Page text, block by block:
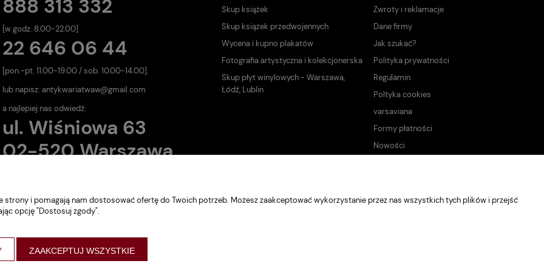
888 313 332
[w godz. 8.00-22.00]
22 646 06 44
[pon.-pt. 11.00-19.00 / sob. 10.00-14.00].
lub napisz: antykwariatwaw@gmail.com
a najlepiej nas odwiedź:
ul. Wiśniowa 63
02-520 Warszawa
Skup książek
Skup książek przedwojennych
Wycena i kupno plakatów
Fotografia artystyczna i kolekcjonerska
Skup płyt winylowych - Warszawa,
Łódź, Lublin
Zwroty i reklamacje
Dane firmy
Jak szukać?
Polityka prywatności
Regulamin
Poltyka cookies
varsaviana
Formy płatności
Nowości
strony i pomagają nam dostosować ofertę do Twoich potrzeb. Możesz zaakceptować wykorzystanie przez nas wszystkich tych plików i przejść
opcję "Dostosuj zgody".
ZAAKCEPTUJ WSZYSTKIE